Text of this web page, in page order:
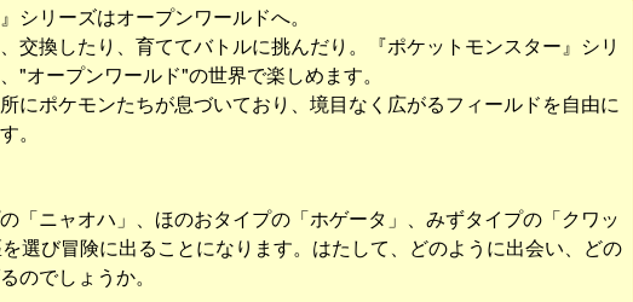
シリーズはオープンワールドへ。
交換したり、育ててバトルに挑んだり。『ポケットモンスター』シリ
"オープンワールド"の世界で楽しめます。
にポケモンたちが息づいており、境目なく広がるフィールドを自由に
。
「ニャオハ」、ほのおタイプの「ホゲータ」、みずタイプの「クワッ
選び冒険に出ることになります。はたして、どのように出会い、どの
のでしょうか。